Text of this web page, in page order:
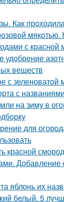
Как
с красной
удобрение
веществ
с
с
на зиму в
для
красной
Добавление
яблонь их
белый. 5